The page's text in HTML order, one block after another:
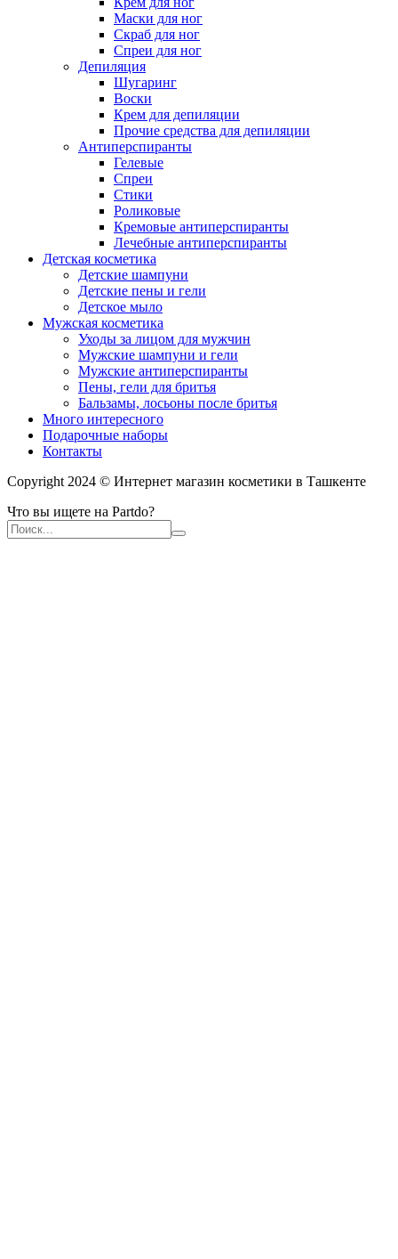
Маски для ног
Скраб для ног
Спреи для ног
Депиляция
Шугаринг
Воски
Крем для депиляции
Прочие средства для депиляции
Антиперспиранты
Гелевые
Спреи
Стики
Роликовые
Кремовые антиперспиранты
Лечебные антиперспиранты
Детская косметика
Детские шампуни
Детские пены и гели
Детское мыло
Мужская косметика
Уходы за лицом для мужчин
Мужские шампуни и гели
Мужские антиперспиранты
Пены, гели для бритья
Бальзамы, лосьоны после бритья
Много интересного
Подарочные наборы
Контакты
Copyright 2024 © Интернет магазин косметики в Ташкенте
Что вы ищете на Partdo?